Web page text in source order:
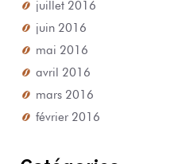
juillet 2016
juin 2016
mai 2016
avril 2016
mars 2016
février 2016